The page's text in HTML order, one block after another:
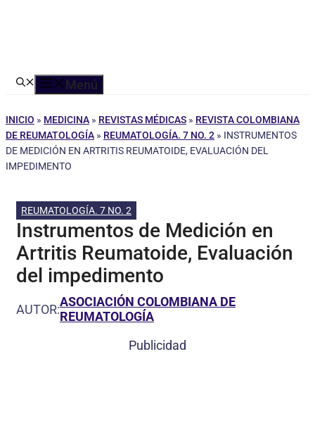
Menú
INICIO » MEDICINA » REVISTAS MÉDICAS » REVISTA COLOMBIANA
DE REUMATOLOGÍA » REUMATOLOGÍA. 7 NO. 2 » INSTRUMENTOS
DE MEDICIÓN EN ARTRITIS REUMATOIDE, EVALUACIÓN DEL
IMPEDIMENTO
REUMATOLOGÍA. 7 NO. 2
Instrumentos de Medición en
Artritis Reumatoide, Evaluación
del impedimento
AUTOR:ASOCIACIÓN COLOMBIANA DE
REUMATOLOGÍA
Publicidad